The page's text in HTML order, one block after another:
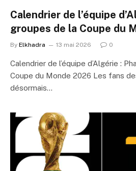
Calendrier de l’équipe
groupes de la Coupe du
By Elkhadra 13 mai 2026 0
Calendrier de l’équipe d’Algérie :
Coupe du Monde 2026 Les fans
désormais…